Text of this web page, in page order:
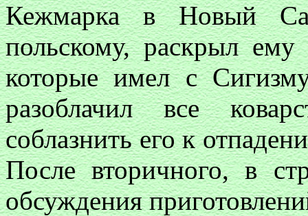
Кежмарка в Новый
польскому, раскрыл ему
которые имел с
разоблачил все
соблазнить его к
После вторичного, в
обсуждения